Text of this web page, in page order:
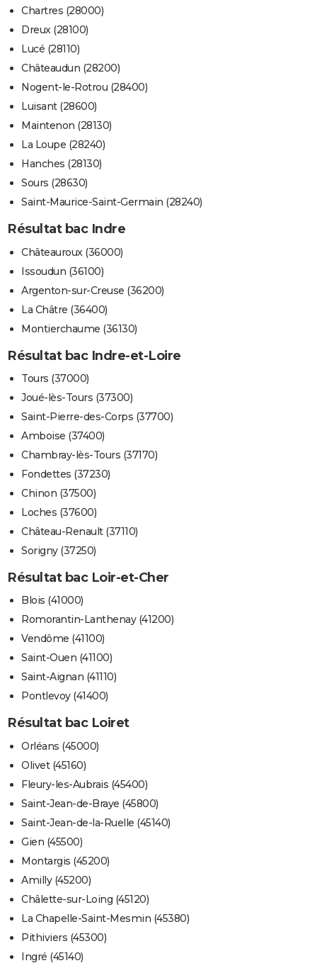
Chartres (28000)
Dreux (28100)
Lucé (28110)
Châteaudun (28200)
Nogent-le-Rotrou (28400)
Luisant (28600)
Maintenon (28130)
La Loupe (28240)
Hanches (28130)
Sours (28630)
Saint-Maurice-Saint-Germain (28240)
Résultat bac Indre
Châteauroux (36000)
Issoudun (36100)
Argenton-sur-Creuse (36200)
La Châtre (36400)
Montierchaume (36130)
Résultat bac Indre-et-Loire
Tours (37000)
Joué-lès-Tours (37300)
Saint-Pierre-des-Corps (37700)
Amboise (37400)
Chambray-lès-Tours (37170)
Fondettes (37230)
Chinon (37500)
Loches (37600)
Château-Renault (37110)
Sorigny (37250)
Résultat bac Loir-et-Cher
Blois (41000)
Romorantin-Lanthenay (41200)
Vendôme (41100)
Saint-Ouen (41100)
Saint-Aignan (41110)
Pontlevoy (41400)
Résultat bac Loiret
Orléans (45000)
Olivet (45160)
Fleury-les-Aubrais (45400)
Saint-Jean-de-Braye (45800)
Saint-Jean-de-la-Ruelle (45140)
Gien (45500)
Montargis (45200)
Amilly (45200)
Châlette-sur-Loing (45120)
La Chapelle-Saint-Mesmin (45380)
Pithiviers (45300)
Ingré (45140)